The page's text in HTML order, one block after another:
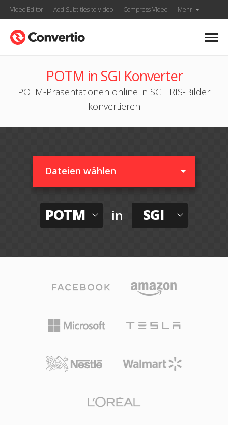
Video Editor Add Subtitles to Video Compress Video Mehr
POTM in SGI Konverter
POTM-Präsentationen online in SGI IRIS-Bilder
konvertieren
Dateien wählen
POTM in SGI